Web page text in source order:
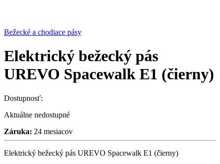
Bežecké a chodiace pásy
Elektrický bežecký pás
UREVO Spacewalk E1 (čierny)
Dostupnosť:
Aktuálne nedostupné
Záruka: 24 mesiacov
Elektrický bežecký pás UREVO Spacewalk E1 (čierny)